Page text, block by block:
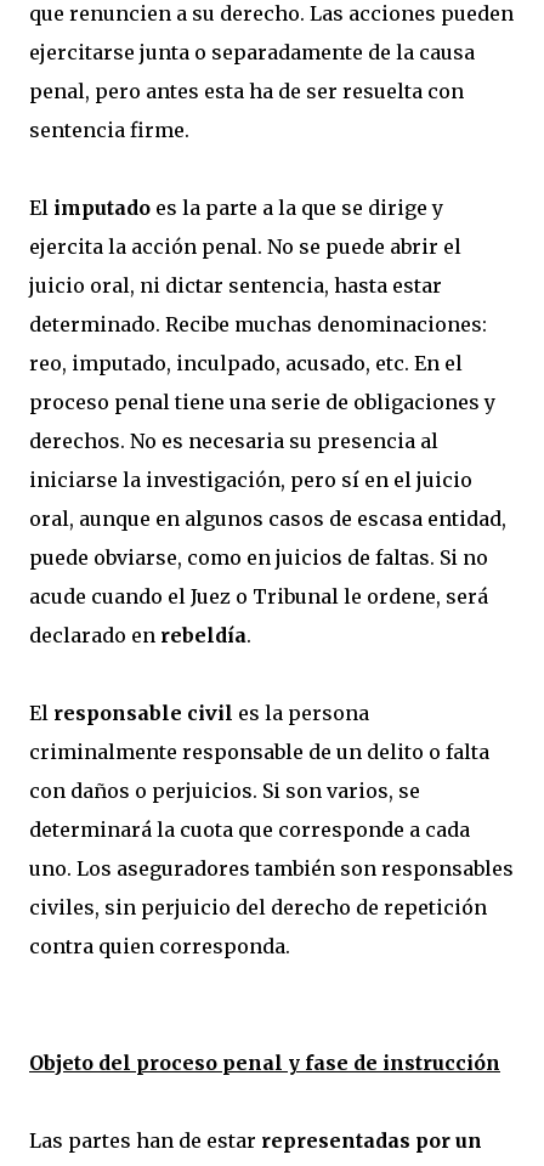
que renuncien a su derecho. Las acciones pueden
ejercitarse junta o separadamente de la causa
penal, pero antes esta ha de ser resuelta con
sentencia firme.
El imputado es la parte a la que se dirige y
ejercita la acción penal. No se puede abrir el
juicio oral, ni dictar sentencia, hasta estar
determinado. Recibe muchas denominaciones:
reo, imputado, inculpado, acusado, etc. En el
proceso penal tiene una serie de obligaciones y
derechos. No es necesaria su presencia al
iniciarse la investigación, pero sí en el juicio
oral, aunque en algunos casos de escasa entidad,
puede obviarse, como en juicios de faltas. Si no
acude cuando el Juez o Tribunal le ordene, será
declarado en rebeldía.
El responsable civil es la persona
criminalmente responsable de un delito o falta
con daños o perjuicios. Si son varios, se
determinará la cuota que corresponde a cada
uno. Los aseguradores también son responsables
civiles, sin perjuicio del derecho de repetición
contra quien corresponda.
Objeto del proceso penal y fase de instrucción
Las partes han de estar representadas por un